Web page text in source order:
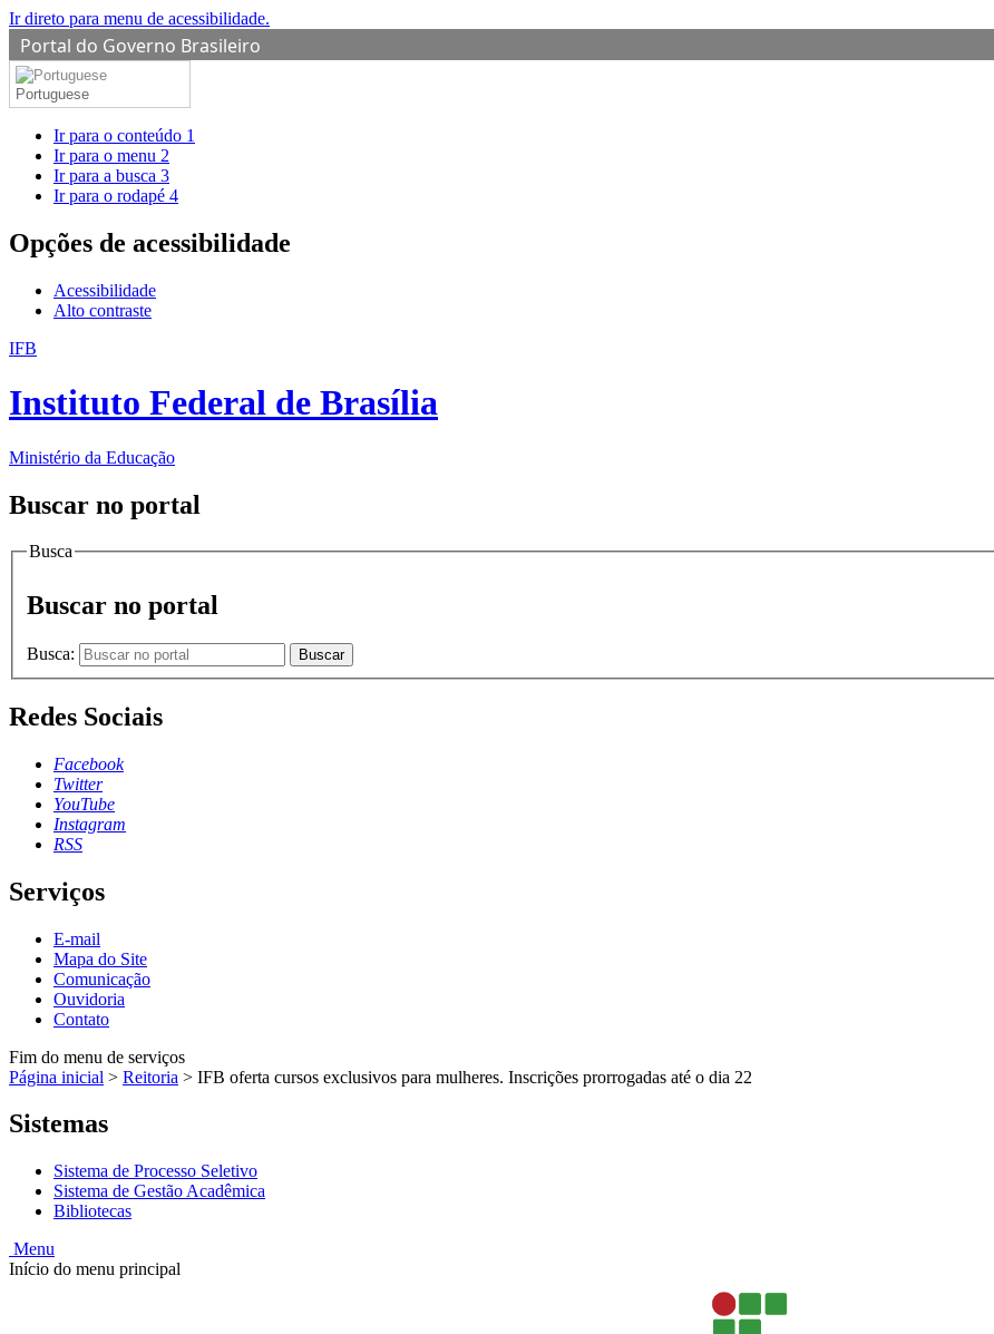
Ir direto para menu de acessibilidade.
Portal do Governo Brasileiro
Portuguese
Ir para o conteúdo 1
Ir para o menu 2
Ir para a busca 3
Ir para o rodapé 4
Opções de acessibilidade
Acessibilidade
Alto contraste
IFB
Instituto Federal de Brasília
Ministério da Educação
Buscar no portal
Busca
Buscar no portal
Busca: Buscar
Redes Sociais
Facebook
Twitter
YouTube
Instagram
RSS
Serviços
E-mail
Mapa do Site
Comunicação
Ouvidoria
Contato
Fim do menu de serviços
Página inicial > Reitoria > IFB oferta cursos exclusivos para mulheres. Inscrições prorrogadas até o dia 22
Sistemas
Sistema de Processo Seletivo
Sistema de Gestão Acadêmica
Bibliotecas
Menu
Início do menu principal